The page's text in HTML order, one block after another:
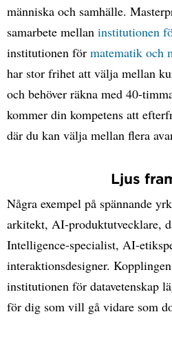
människa och samhälle.
samarbete mellan institutionen
institutionen för matematik och
har stor frihet att välja mellan
och behöver räkna med 40-
kommer din kompetens att
där du kan välja mellan flera
Ljus
Några exempel på spännande
arkitekt, AI-produktutvecklare,
Intelligence-specialist, AI-
interaktionsdesigner.
institutionen för datavetenskap
för dig som vill gå vidare som